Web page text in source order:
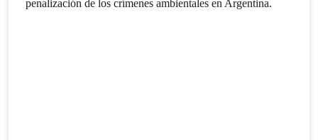
penalización de los crímenes ambientales en Argentina.